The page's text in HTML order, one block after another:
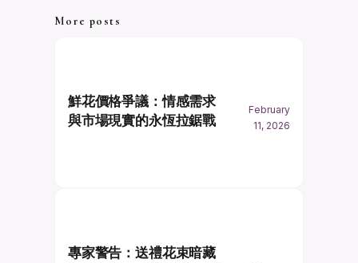
More posts
鮮花價格爭議：情感需求
與市場現實的永恆拉鋸戰
February
11, 2026
專家警告：送禮花束暗藏